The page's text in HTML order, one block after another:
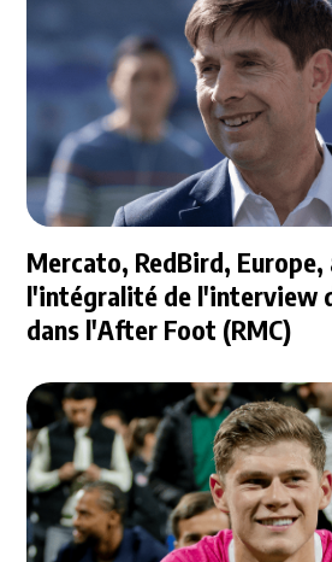
Mercato, RedBird,
l'intégralité de l'interview
dans l'After Foot (RMC)